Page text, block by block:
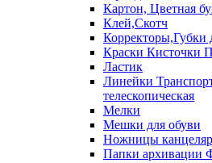
Картон, Цветная
Клей,Скотч
Корректоры,Губки
Краски Кисточки
Ластик
Линейки
телескопическая
Мелки
Мешки для обуви
Ножницы
Папки архивации